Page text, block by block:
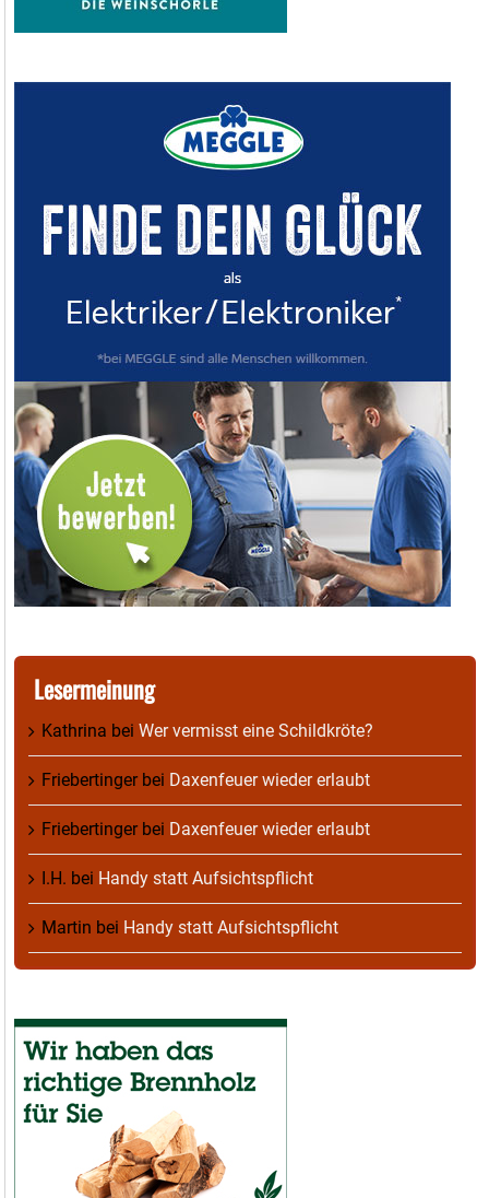
Lesermeinung
Kathrina bei Wer vermisst eine Schildkröte?
Friebertingerbei Daxenfeuer wieder erlaubt
Friebertingerbei Daxenfeuer wieder erlaubt
I.H. bei Handy statt Aufsichtspflicht
Martin bei Handy statt Aufsichtspflicht